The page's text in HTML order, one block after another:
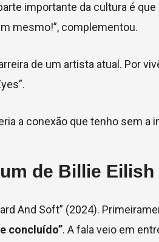
importante da cultura é que
mesmo!”, complementou.
de um artista atual. Por
a conexão que tenho sem a
de Billie Eilish
And Soft” (2024).
concluído”. A fala veio em